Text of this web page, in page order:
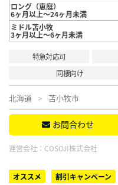
ロング（恵庭）
6ヶ月以上～24ヶ月未満
ミドル苫小牧
3ヶ月以上～6ヶ月未満
特急対応可
同棲向け
北海道 苫小牧市
お問合わせ
運営会社： COSOJI株式会社
オススメ 割引キャンペーン